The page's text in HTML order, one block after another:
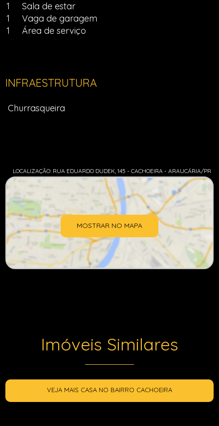
1
Sala de estar
1
Vaga de garagem
1
Área de serviço
INFRAESTRUTURA
Churrasqueira
LOCALIZAÇÃO: RUA EDUARDO DUDEK, 145 - CACHOEIRA - ARAUCÁRIA/PR
MOSTRAR NO MAPA
Imóveis Similares
VEJA MAIS CASA NO BAIRRO CACHOEIRA